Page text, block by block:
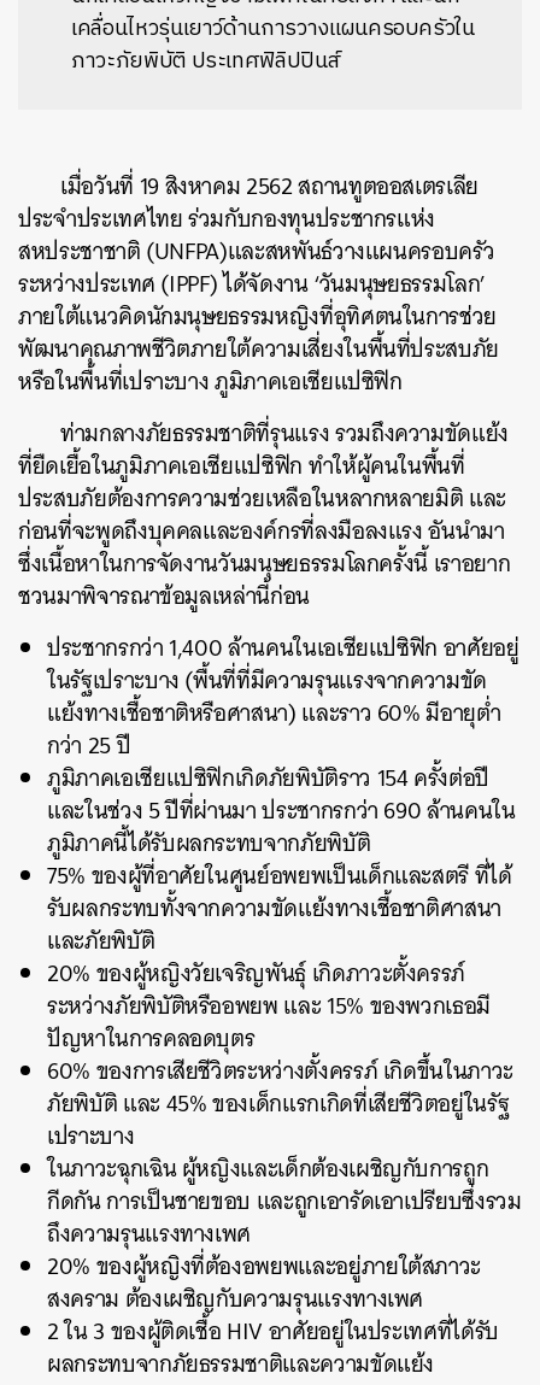
เคลื่อนไหวรุ่นเยาว์ด้านการวางแผนครอบครัวใน
ภาวะภัยพิบัติ ประเทศฟิลิปปินส์
เมื่อวันที่ 19 สิงหาคม 2562 สถานทูตออสเตรเลีย
ประจำประเทศไทย ร่วมกับกองทุนประชากรแห่ง
สหประชาชาติ (UNFPA)และสหพันธ์วางแผนครอบครัว
ระหว่างประเทศ (IPPF) ได้จัดงาน ‘วันมนุษยธรรมโลก’
ภายใต้แนวคิดนักมนุษยธรรมหญิงที่อุทิศตนในการช่วย
พัฒนาคุณภาพชีวิตภายใต้ความเสี่ยงในพื้นที่ประสบภัย
หรือในพื้นที่เปราะบาง ภูมิภาคเอเชียแปซิฟิก
ท่ามกลางภัยธรรมชาติที่รุนแรง รวมถึงความขัดแย้ง
ที่ยืดเยื้อในภูมิภาคเอเชียแปซิฟิก ทำให้ผู้คนในพื้นที่
ประสบภัยต้องการความช่วยเหลือในหลากหลายมิติ และ
ก่อนที่จะพูดถึงบุคคลและองค์กรที่ลงมือลงแรง อันนำมา
ซึ่งเนื้อหาในการจัดงานวันมนุษยธรรมโลกครั้งนี้ เราอยาก
ชวนมาพิจารณาข้อมูลเหล่านี้ก่อน
ประชากรกว่า 1,400 ล้านคนในเอเชียแปซิฟิก อาศัยอยู่
ในรัฐเปราะบาง (พื้นที่ที่มีความรุนแรงจากความขัด
แย้งทางเชื้อชาติหรือศาสนา) และราว 60% มีอายุต่ำ
กว่า 25 ปี
ภูมิภาคเอเชียแปซิฟิกเกิดภัยพิบัติราว 154 ครั้งต่อปี
และในช่วง 5 ปีที่ผ่านมา ประชากรกว่า 690 ล้านคนใน
ภูมิภาคนี้ได้รับผลกระทบจากภัยพิบัติ
75% ของผู้ที่อาศัยในศูนย์อพยพเป็นเด็กและสตรี ที่ได้
รับผลกระทบทั้งจากความขัดแย้งทางเชื้อชาติศาสนา
และภัยพิบัติ
20% ของผู้หญิงวัยเจริญพันธุ์ เกิดภาวะตั้งครรภ์
ระหว่างภัยพิบัติหรืออพยพ และ 15% ของพวกเธอมี
ปัญหาในการคลอดบุตร
60% ของการเสียชีวิตระหว่างตั้งครรภ์ เกิดขึ้นในภาวะ
ภัยพิบัติ และ 45% ของเด็กแรกเกิดที่เสียชีวิตอยู่ในรัฐ
เปราะบาง
ในภาวะฉุกเฉิน ผู้หญิงและเด็กต้องเผชิญกับการถูก
กีดกัน การเป็นชายขอบ และถูกเอารัดเอาเปรียบซึ่งรวม
ถึงความรุนแรงทางเพศ
20% ของผู้หญิงที่ต้องอพยพและอยู่ภายใต้สภาวะ
สงคราม ต้องเผชิญกับความรุนแรงทางเพศ
2 ใน 3 ของผู้ติดเชื้อ HIV อาศัยอยู่ในประเทศที่ได้รับ
ผลกระทบจากภัยธรรมชาติและความขัดแย้ง